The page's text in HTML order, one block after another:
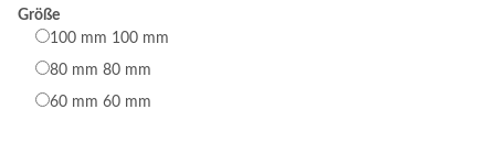
Größe
100 mm 100 mm
80 mm 80 mm
60 mm 60 mm